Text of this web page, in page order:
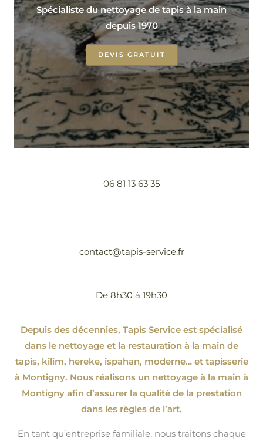
Spécialiste du nettoyage de tapis à la main
depuis 1970
DEVIS GRATUIT
06 81 13 63 35
contact@tapis-service.fr
De 8h30 à 19h30
Depuis des décennies, Tapis Service est spécialisé
dans le nettoyage et la restauration à la main de
tapis, kilim, hereke, ispahan, moderne…et tapisserie
à Montigny. Nous réalisons un nettoyage à la main à
Montigny afin d’assurer la qualité de la prestation
dans les règles de l’art.
En tant qu’entreprise familiale, nous traitons chaque